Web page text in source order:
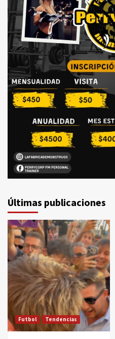
Últimas publicaciones
Futbol Tendencias